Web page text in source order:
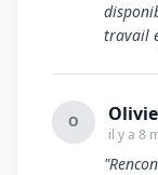
travail
O
il y a 8